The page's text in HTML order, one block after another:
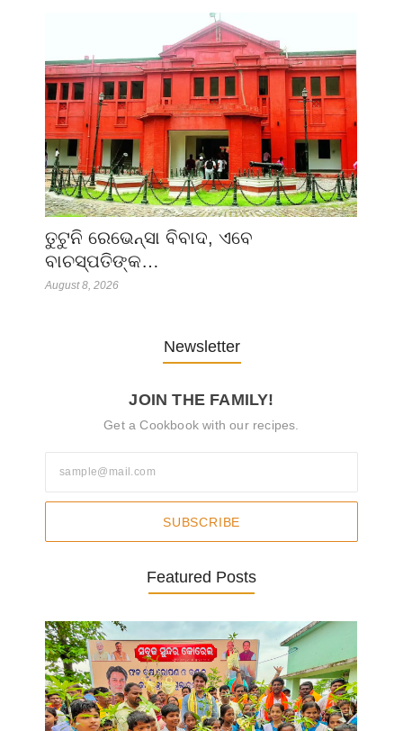
ତୁଟୁନି ରେଭେନ୍ସା ବିବାଦ, ଏବେ
ବାଚସ୍ପତିଙ୍କ…
August 8, 2026
Newsletter
JOIN THE FAMILY!
Get a Cookbook with our recipes.
SUBSCRIBE
Featured Posts